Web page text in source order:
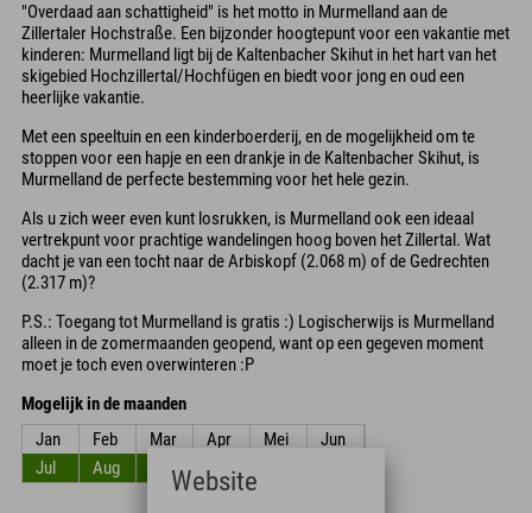
"Overdaad aan schattigheid" is het motto in Murmelland aan de
Zillertaler Hochstraße. Een bijzonder hoogtepunt voor een vakantie met
kinderen: Murmelland ligt bij de Kaltenbacher Skihut in het hart van het
skigebied Hochzillertal/Hochfügen en biedt voor jong en oud een
heerlijke vakantie.
Met een speeltuin en een kinderboerderij, en de mogelijkheid om te
stoppen voor een hapje en een drankje in de Kaltenbacher Skihut, is
Murmelland de perfecte bestemming voor het hele gezin.
Als u zich weer even kunt losrukken, is Murmelland ook een ideaal
vertrekpunt voor prachtige wandelingen hoog boven het Zillertal. Wat
dacht je van een tocht naar de Arbiskopf (2.068 m) of de Gedrechten
(2.317 m)?
P.S.: Toegang tot Murmelland is gratis :) Logischerwijs is Murmelland
alleen in de zomermaanden geopend, want op een gegeven moment
moet je toch even overwinteren :P
Mogelijk in de maanden
Jan
Feb Mar Apr Mei
Jun
Jul
Aug Sep Okt
Website